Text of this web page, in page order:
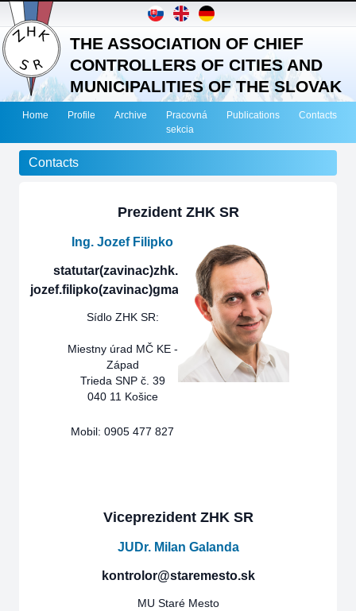
THE ASSOCIATION OF CHIEF
CONTROLLERS OF CITIES AND
MUNICIPALITIES OF THE SLOVAK
REPUBLIC
Home Profile Archive
Pracovná
sekcia
Publications Contacts
Contacts
Prezident ZHK SR
Ing. Jozef Filipko
statutar(zavinac)zhk.sk
jozef.filipko(zavinac)gmail.com
Sídlo ZHK SR:
Miestny úrad MČ KE -
Západ
Trieda SNP č. 39
040 11 Košice
Mobil: 0905 477 827
Viceprezident ZHK SR
JUDr. Milan Galanda
kontrolor@staremesto.sk
MU Staré Mesto